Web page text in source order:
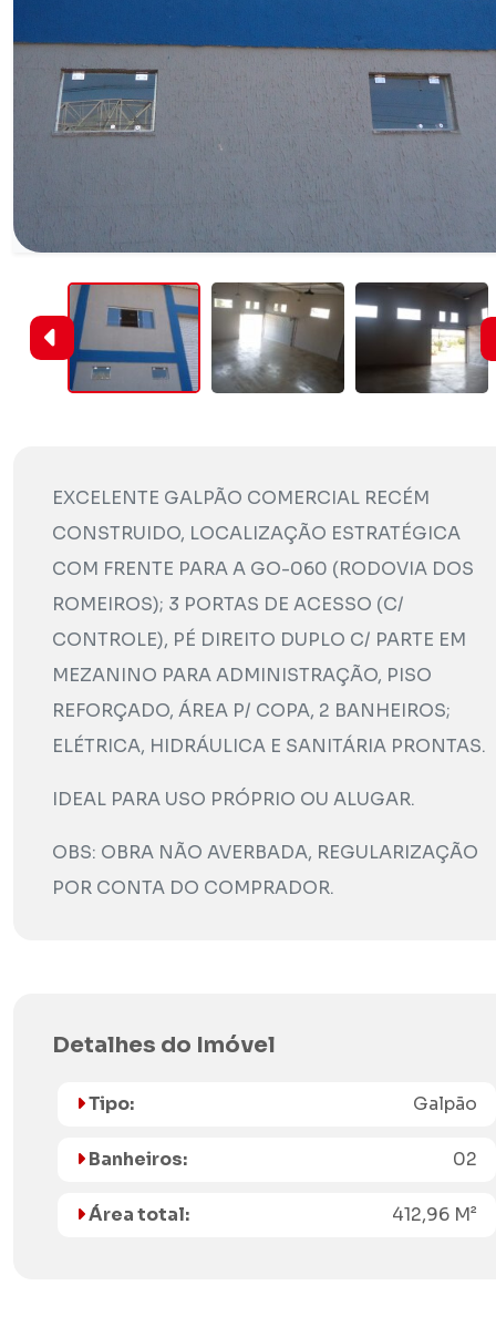
EXCELENTE GALPÃO COMERCIAL RECÉM
CONSTRUIDO, LOCALIZAÇÃO ESTRATÉGICA
COM FRENTE PARA A GO-060 (RODOVIA DOS
ROMEIROS); 3 PORTAS DE ACESSO (C/
CONTROLE), PÉ DIREITO DUPLO C/ PARTE EM
MEZANINO PARA ADMINISTRAÇÃO, PISO
REFORÇADO, ÁREA P/ COPA, 2 BANHEIROS;
ELÉTRICA, HIDRÁULICA E SANITÁRIA PRONTAS.
IDEAL PARA USO PRÓPRIO OU ALUGAR.
OBS: OBRA NÃO AVERBADA, REGULARIZAÇÃO
POR CONTA DO COMPRADOR.
Detalhes do Imóvel
Tipo: Galpão
Banheiros: 02
Área total: 412,96 M²